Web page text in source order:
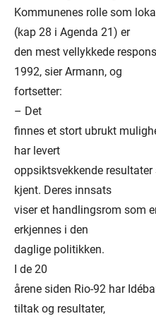
Kommunenes rolle som
(kap 28 i Agenda 21) er
den mest vellykkede
1992, sier Armann, og
fortsetter:
– Det
finnes et stort ubrukt
har levert
oppsiktsvekkende
kjent. Deres innsats
viser et handlingsrom som
erkjennes i den
daglige politikken.
I de 20
årene siden Rio-92 har
tiltak og resultater,